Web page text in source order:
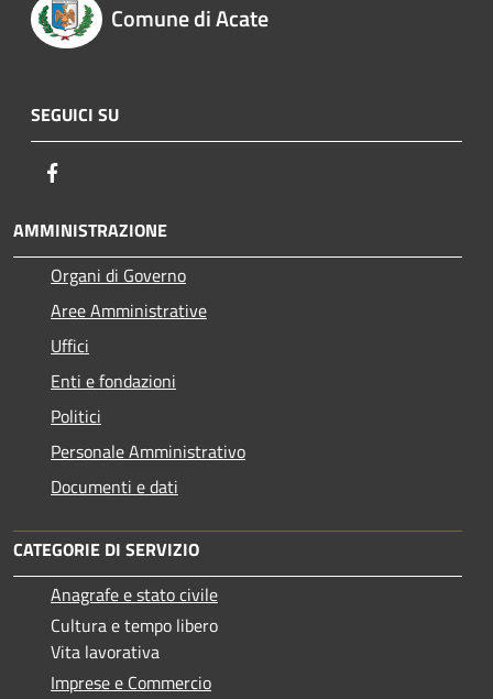
Comune di Acate
SEGUICI SU
AMMINISTRAZIONE
Organi di Governo
Aree Amministrative
Uffici
Enti e fondazioni
Politici
Personale Amministrativo
Documenti e dati
CATEGORIE DI SERVIZIO
Anagrafe e stato civile
Cultura e tempo libero
Vita lavorativa
Imprese e Commercio